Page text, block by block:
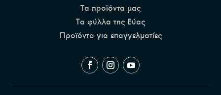
Τα προϊόντα μας
Τα φύλλα της Εύας
Προϊόντα για επαγγελματίες